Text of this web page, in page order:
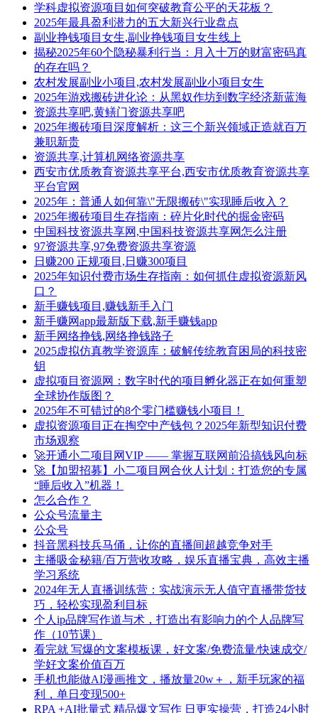
学科虚拟资源项目如何突破教育公平的天花板？
2025年最具盈利潜力的五大新兴行业盘点
副业挣钱项目女生,副业挣钱项目女生线上
揭秘2025年60个隐秘暴利行当：月入十万的财富密码真
的存在吗？
农村发展副业小项目,农村发展副业小项目女生
2025年游戏搬砖进化论：从黑奴作坊到数字经济新蓝海
资源共享吧,黄鳝门资源共享吧
2025年搬砖项目深度解析：这三个新兴领域正造就百万
兼职新贵
资源共享,计算机网络资源共享
西安市优质教育资源共享平台,西安市优质教育资源共享
平台官网
2025年：普通人如何靠\"无限搬砖\"实现睡后收入？
2025年搬砖项目生存指南：碎片化时代的掘金密码
中国科技资源共享网,中国科技资源共享网怎么注册
97资源共享,97免费资源共享资源
日赚200 正规项目,日赚300项目
2025年知识付费市场生存指南：如何抓住虚拟资源新风
口？
新手赚钱项目,赚钱新手入门
新手赚网app最新版下载,新手赚钱app
新手网络挣钱,网络挣钱路子
2025虚拟仿真教学资源库：破解传统教育困局的科技密
钥
虚拟项目资源网：数字时代的项目孵化器正在如何重塑
全球协作版图？
2025年不可错过的8个零门槛赚钱小项目！
虚拟资源项目正在掏空中产钱包？2025年新型知识付费
市场观察
🚀开通小二项目网VIP —— 掌握互联网前沿搞钱风向标
🚀【加盟招募】小二项目网合伙人计划：打造您的专属
“睡后收入”机器！
怎么合作？
公众号流量主
公众号
抖音黑科技兵马俑，让你的直播间超越竞争对手
主播吸金秘籍/百万营收攻略，娱乐直播宝典，高效主播
学习系统
2024年无人直播训练营：实战演示无人值守直播带货技
巧，轻松实现盈利目标
个人ip品牌写作道与术，打造出有影响力的个人品牌写
作（10节课）
看完就 写爆的文案模板课，好文案/免费流量/快速成交/
学好文案价值百万
手机也能做AI漫画推文，播放量20w＋，新手玩家的福
利，单日变现500+
RPA +AI批量式 精品爆文写作 日更实操营，打造24小时